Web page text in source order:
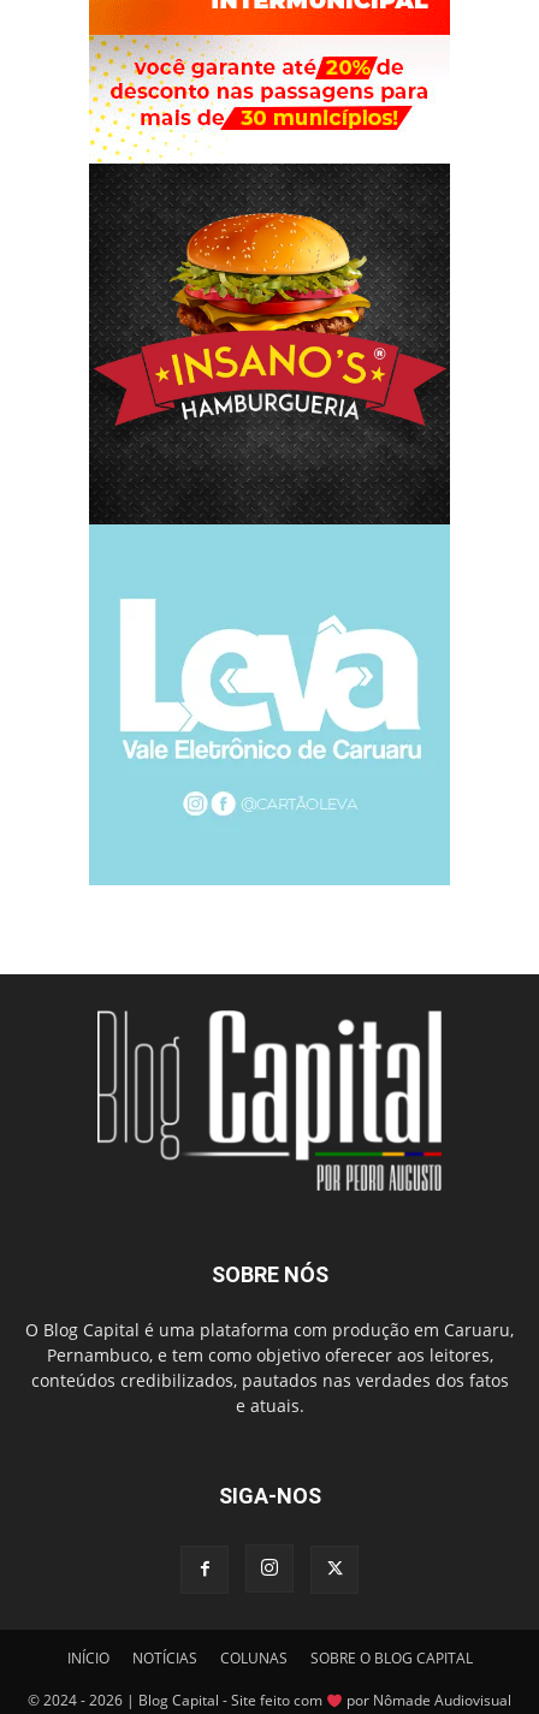
SOBRE NÓS
O Blog Capital é uma plataforma com produção em Caruaru,
Pernambuco, e tem como objetivo oferecer aos leitores,
conteúdos credibilizados, pautados nas verdades dos fatos
e atuais.
SIGA-NOS
INÍCIO NOTÍCIAS COLUNAS SOBRE O BLOG CAPITAL
© 2024 - 2026 | Blog Capital - Site feito com por Nômade Audiovisual